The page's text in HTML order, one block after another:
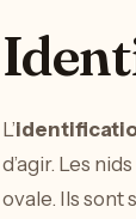
L’
d’agir. Les
ovale. Ils sont